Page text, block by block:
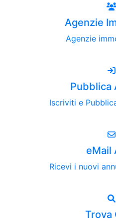
Agenzie
Agenzie
Pubblica
Iscriviti e
eMail
Ricevi i nuovi
Trova